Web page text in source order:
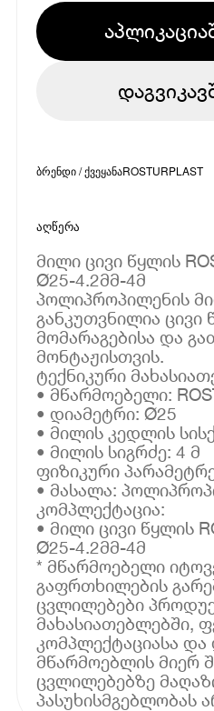
ბრენდი / ქვეყანაROSTURPLAST
აღწერა
მილი ცივი წყლის
Ø25-4.2მმ-4მ
პოლიპროპილენის
განკუთვნილია ცივი
მომარაგებისა და
მონტაჟისთვის.
ტექნიკური
• მწარმოებელი:
• დიამეტრი: Ø25
• მილის კედლის
• მილის სიგრძე: 4 მ
ფიზიკური
• მასალა:
კომპლექტაცია:
• მილი ცივი წყლის
Ø25-4.2მმ-4მ
* მწარმოებელი
გაფრთხილების
ცვლილებები
მახასიათებლებში,
კომპლექტაციასა და
მწარმოებლის მიერ
ცვლილებებზე
პასუხისმგებლობას